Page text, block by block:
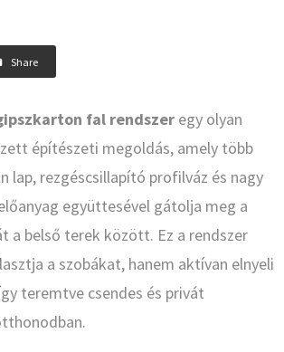
Share
fal rendszer egy olyan
építészeti megoldás, amely több
lap, rezgéscsillapító profilváz és nagy
együttesével gátolja meg a
a belső terek között. Ez a rendszer
a szobákat, hanem aktívan elnyeli
teremtve csendes és privát